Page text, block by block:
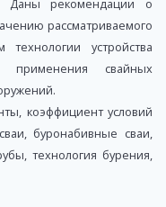
Даны рекомендации о
рассматриваемого
устройства
свайных
коэффициент условий
буронабивные сваи,
технология бурения,